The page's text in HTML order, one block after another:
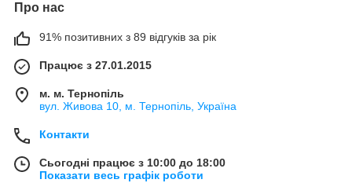
Про нас
91% позитивних з 89 відгуків за рік
Працює з 27.01.2015
м. м. Тернопіль
вул. Живова 10, м. Тернопіль, Україна
Контакти
Сьогодні працює з 10:00 до 18:00
Показати весь графік роботи